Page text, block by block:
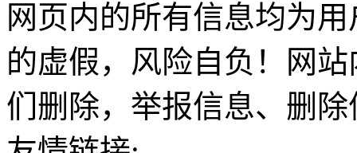
网页内的所有信息均为
的虚假，风险自负！网
们删除，举报信息、删